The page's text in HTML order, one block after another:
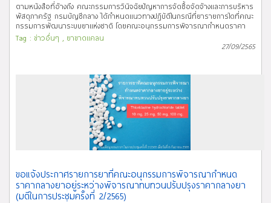
ตามหนังสือที่อ้างถึง คณะกรรมการวินิจฉัยปัญหาการจัดซื้อจัดจ้างและการบริหาร
พัสดุภาครัฐ กรมบัญชีกลาง ได้กำหนดแนวทางปฏิบัติในกรณีที่ยารายการใดที่คณะ
กรรมการพัฒนาระบบยาแห่งชาติ โดยคณะอนุกรรมการพิจารณากำหนดราคา
กลางยาอยู่ระหว่างการพิจารณาทบทวนปรับปรุงราคากลางยา เพื่อกำหนดราคา
กลางยาใหม่ นั้น เพื่อให้เป็นไปตามแนวทางปฏิบัติดังกล่าว คณะอนุกรรมการ
กลางยาอยู่ระหว่างพิจารณาทบทวนปรับปรุงราคากลางยา จำนวน 1 รายการ
ได้แก่ ยา Quinine sulfate tab 300 mg ตามมติอนุกรรมการฯ ในการประชุม
ครั้งที่ 3/2565 เมื่อวันที่ 21 กันยายน 2565 เพื่อให้หน่วยงานของรัฐใช้อ้างอิงในการ
จัดซื้อยาตามพระราชบัญญัติการจัดซื้อจัดจ้างและการบริหารพัสดุภาครัฐ พ.ศ.
Tag : ข่าวอื่นๆ , ยาขาดแคลน
27/09/2565
ขอแจ้งประกาศรายการยาที่คณะอนุกรรมการพิจารณากำหนด
ราคากลางยาอยู่ระหว่างพิจารณาทบทวนปรับปรุงราคากลางยา
(มติในการประชุมครั้งที่ 2/2565)